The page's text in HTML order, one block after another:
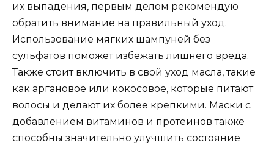
их выпадения, первым делом рекомендую
обратить внимание на правильный уход.
Использование мягких шампуней без
сульфатов поможет избежать лишнего вреда.
Также стоит включить в свой уход масла, такие
как аргановое или кокосовое, которые питают
волосы и делают их более крепкими. Маски с
добавлением витаминов и протеинов также
способны значительно улучшить состояние